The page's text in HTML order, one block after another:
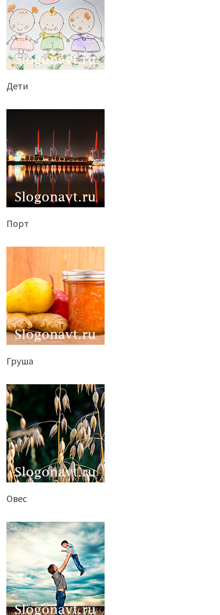
Дети
Порт
Груша
Овес